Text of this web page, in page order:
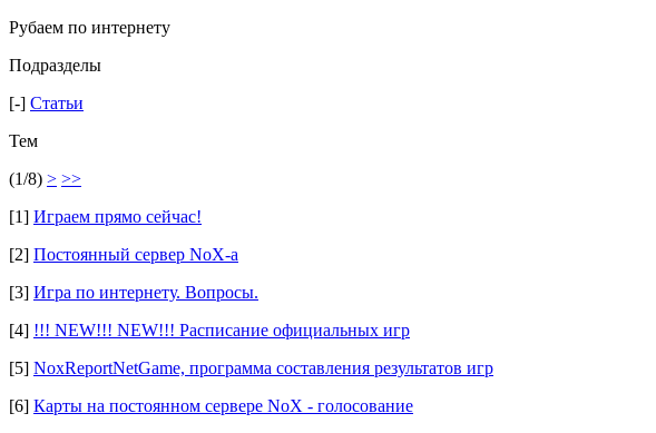
Рубаем по интернету
Подразделы
[-] Статьи
Тем
(1/8) > >>
[1] Играем прямо сейчас!
[2] Постоянный сервер NoX-а
[3] Игра по интернету. Вопросы.
[4] !!! NEW!!! NEW!!! Расписание официальных игр
[5] NoxReportNetGame, программа составления результатов игр
[6] Карты на постоянном сервере NoX - голосование